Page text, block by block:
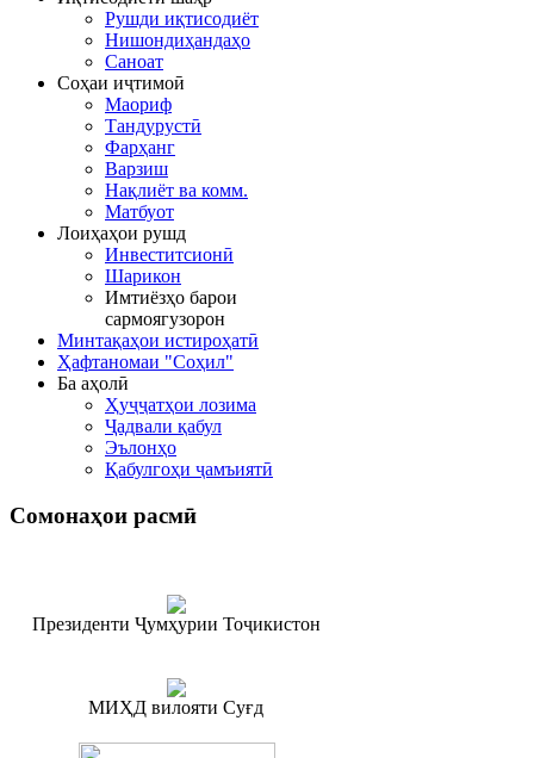
Рушди иқтисодиёт
Нишондиҳандаҳо
Саноат
Соҳаи иҷтимоӣ
Маориф
Тандурустӣ
Фарҳанг
Варзиш
Нақлиёт ва комм.
Матбуот
Лоиҳаҳои рушд
Инвеститсионӣ
Шарикон
Имтиёзҳо барои
сармоягузорон
Минтақаҳои истироҳатӣ
Ҳафтаномаи "Соҳил"
Ба аҳолӣ
Ҳуҷҷатҳои лозима
Ҷадвали қабул
Эълонҳо
Қабулгоҳи ҷамъиятӣ
Сомонаҳои расмӣ
Президенти Ҷумҳурии Тоҷикистон
МИҲД вилояти Суғд